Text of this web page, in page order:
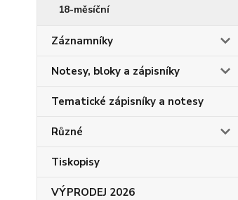
18-měsíční
Záznamníky
Notesy, bloky a zápisníky
Tematické zápisníky a notesy
Různé
Tiskopisy
VÝPRODEJ 2026